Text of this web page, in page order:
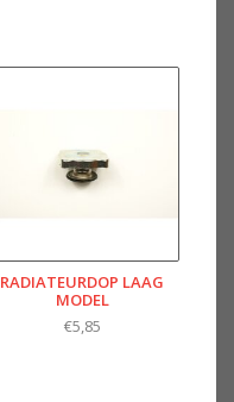
RADIATEURDOP LAAG
MODEL
€5,85